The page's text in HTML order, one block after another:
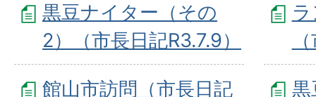
黒豆ナイター（その
2）（市長日記R3.7.9）
館山市訪問（市長日記
黒